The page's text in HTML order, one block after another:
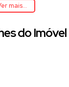
bancárias,
cidades do
mais...
do Imóvel